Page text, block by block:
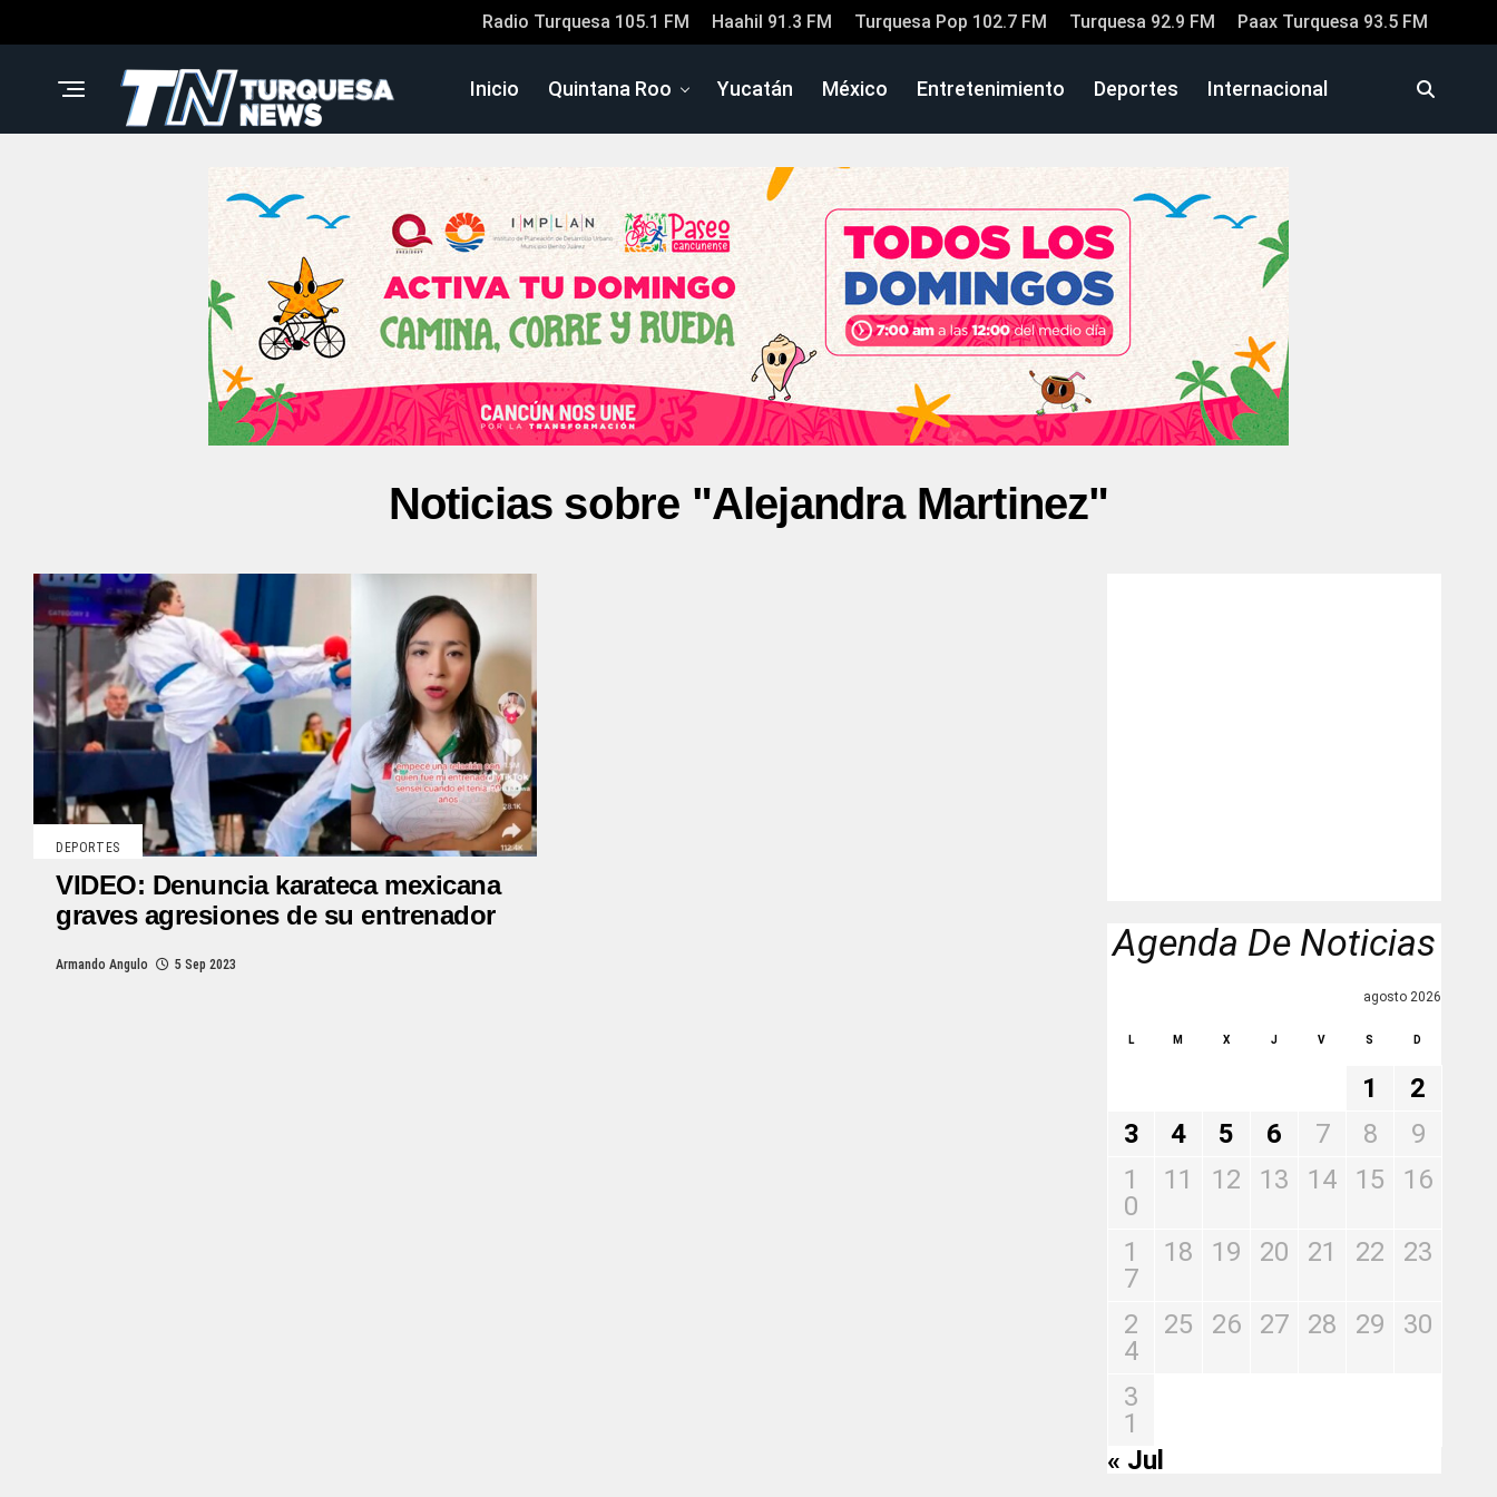
Radio Turquesa 105.1 FM Haahil 91.3 FM Turquesa Pop 102.7 FM Turquesa 92.9 FM Paax Turquesa 93.5 FM
Inicio Quintana Roo Yucatán México Entretenimiento Deportes Internacional
Noticias sobre "Alejandra Martinez"
DEPORTES
VIDEO: Denuncia karateca mexicana
graves agresiones de su entrenador
Armando Angulo 5 Sep 2023 Agenda De Noticias
agosto 2026
L M X J V S D
1
2
3
4 5 6 7 8
9
1
0
11 12 13 14 15 16
1
7
18 19 20 21 22 23
2
4
25 26 27 28 29 30
3
1
« Jul